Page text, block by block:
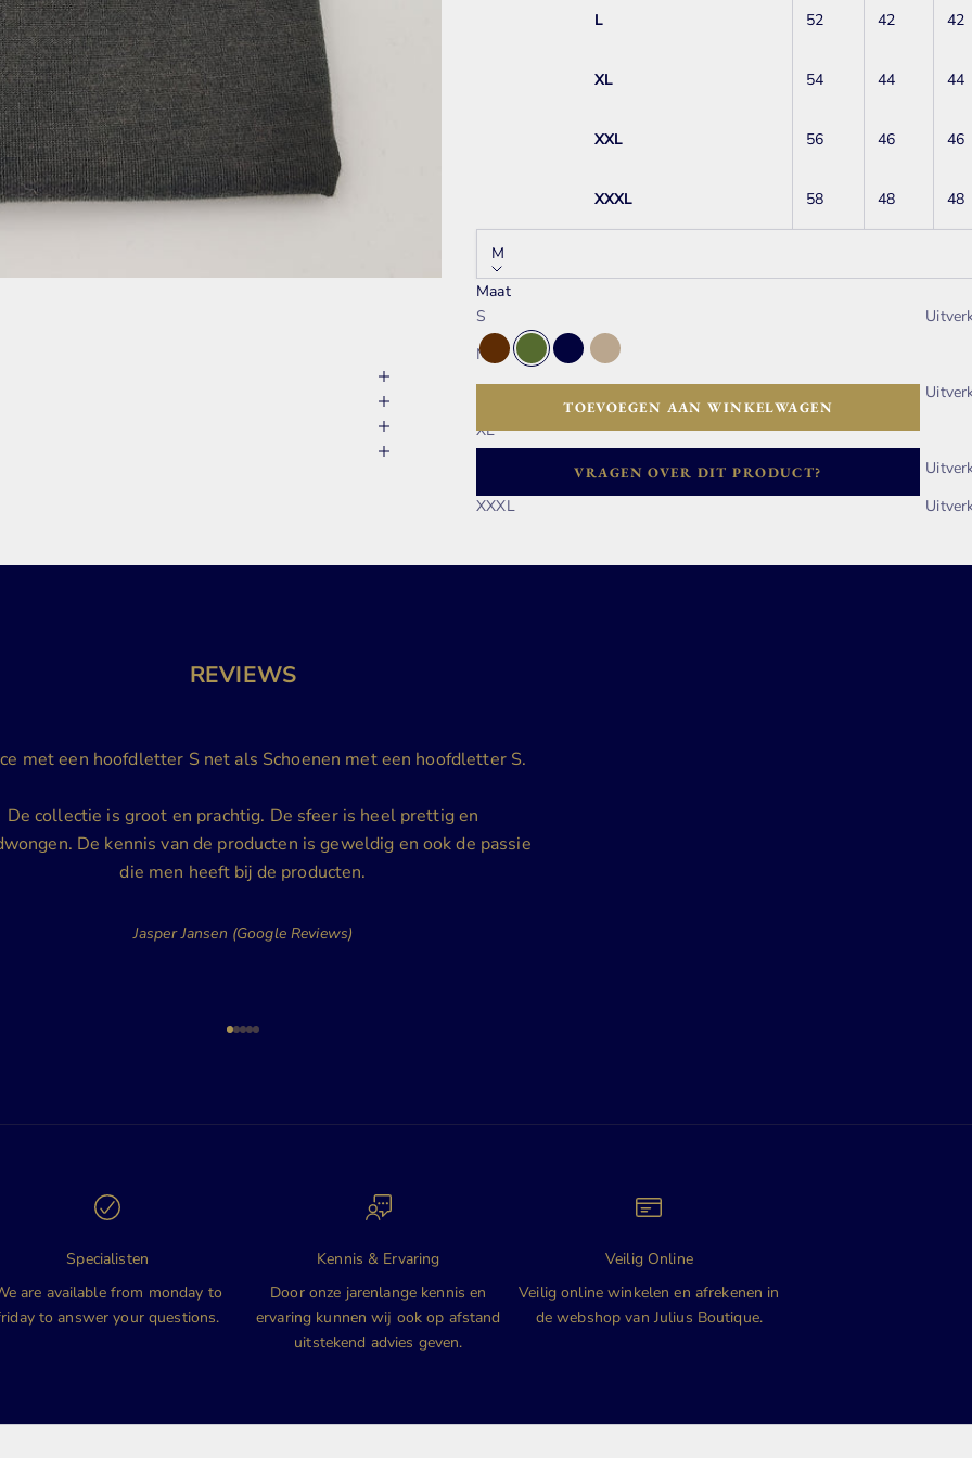
L 52 42 42
XL 54 44 44
XXL 56 46 46
XXXL 58 48 48
M
Maat
S
M
XL
XXXL
Kleur:
BruinGroenNavyTaupe
TOEVOEGEN AAN WINKELWAGEN
VRAGEN OVER DIT PRODUCT?
REVIEWS
met een hoofdletter S net als Schoenen met een hoofdletter S.
De collectie is groot en prachtig. De sfeer is heel prettig en
De kennis van de producten is geweldig en ook de passie
die men heeft bij de producten.
Jasper Jansen (Google Reviews)
Naar artikel 1
Naar artikel 2
Naar artikel 3
Naar artikel 4
Naar artikel 5
Specialisten
are available from monday to
to answer your questions.
Kennis & Ervaring
Door onze jarenlange kennis en
ervaring kunnen wij ook op afstand
uitstekend advies geven.
Veilig Online
Veilig online winkelen en afrekenen in
de webshop van Julius Boutique.